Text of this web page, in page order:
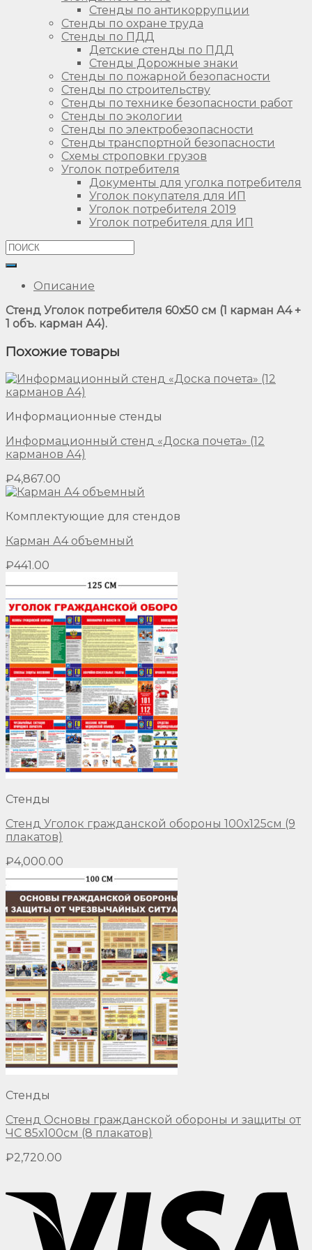
Стенды по антикоррупции
Стенды по охране труда
Стенды по ПДД
Детские стенды по ПДД
Стенды Дорожные знаки
Стенды по пожарной безопасности
Стенды по строительству
Стенды по технике безопасности работ
Стенды по экологии
Стенды по электробезопасности
Стенды транспортной безопасности
Схемы строповки грузов
Уголок потребителя
Документы для уголка потребителя
Уголок покупателя для ИП
Уголок потребителя 2019
Уголок потребителя для ИП
Описание
Стенд Уголок потребителя 60х50 см (1 карман А4 +
1 объ. карман А4).
Похожие товары
Информационные стенды
Информационный стенд «Доска почета» (12
карманов А4)
₽4,867.00
Комплектующие для стендов
Карман А4 объемный
₽441.00
Стенды
Стенд Уголок гражданской обороны 100х125см (9
плакатов)
₽4,000.00
Стенды
Стенд Основы гражданской обороны и защиты от
ЧС 85х100см (8 плакатов)
₽2,720.00